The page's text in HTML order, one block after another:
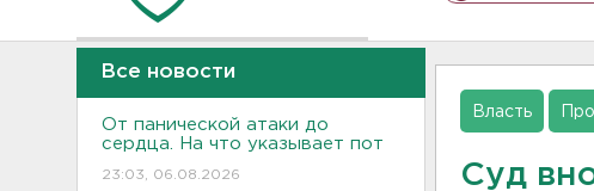
Все новости
От панической атаки до
сердца. На что указывает пот
23:03, 06.08.2026
Власть
Суд